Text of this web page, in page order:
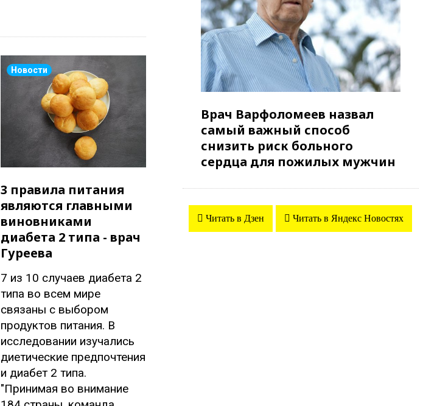
Новости
3 правила питания
являются главными
виновниками
диабета 2 типа - врач
Гуреева
7 из 10 случаев диабета 2
типа во всем мире
связаны с выбором
продуктов питания. В
исследовании изучались
диетические предпочтения
и диабет 2 типа.
"Принимая во внимание
Врач Варфоломеев назвал
самый важный способ
снизить риск больного
сердца для пожилых мужчин
Читать в Дзен Читать в Яндекс Новостях